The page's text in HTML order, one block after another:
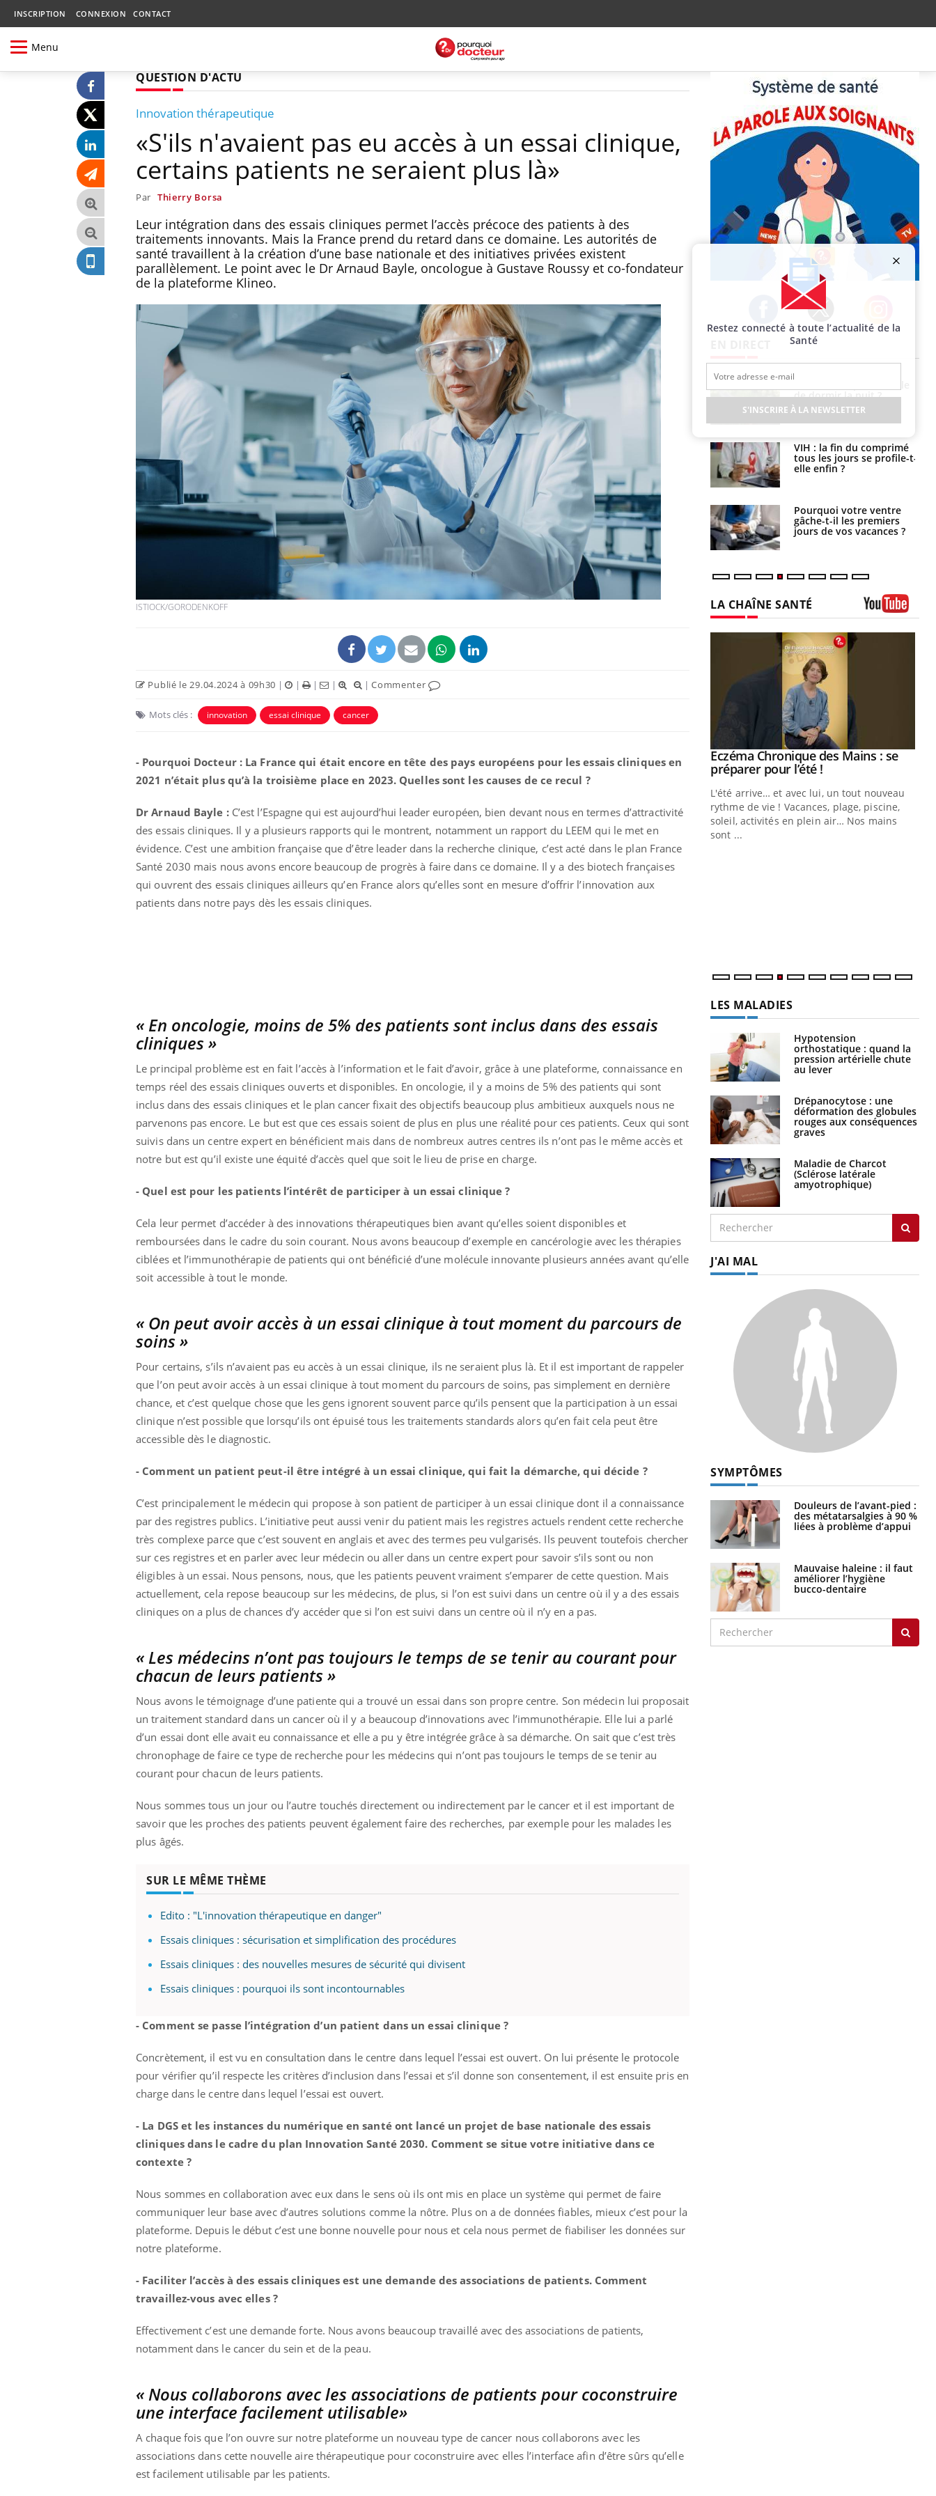
INSCRIPTION CONNEXION CONTACT
Menu
QUESTION D'ACTU
Innovation thérapeutique
«S'ils n'avaient pas eu accès à un essai clinique,
certains patients ne seraient plus là»
Par Thierry Borsa
Leur intégration dans des essais cliniques permet l’accès précoce des patients à des
traitements innovants. Mais la France prend du retard dans ce domaine. Les autorités de
santé travaillent à la création d’une base nationale et des initiatives privées existent
parallèlement. Le point avec le Dr Arnaud Bayle, oncologue à Gustave Roussy et co-fondateur
de la plateforme Klineo.
ISTIOCK/GORODENKOFF
Publié le 29.04.2024 à 09h30 | | | | |Commenter
Mots clés : innovation essai clinique cancer
- Pourquoi Docteur : La France qui était encore en tête des pays européens pour les essais cliniques en
2021 n’était plus qu’à la troisième place en 2023. Quelles sont les causes de ce recul ?
Dr Arnaud Bayle :C’est l’Espagne qui est aujourd’hui leader européen, bien devant nous en termes d’attractivité
des essais cliniques. Il y a plusieurs rapports qui le montrent, notamment un rapport du LEEM qui le met en
évidence. C’est une ambition française que d’être leader dans la recherche clinique, c’est acté dans le plan France
Santé 2030 mais nous avons encore beaucoup de progrès à faire dans ce domaine. Il y a des biotech françaises
qui ouvrent des essais cliniques ailleurs qu’en France alors qu’elles sont en mesure d’offrir l’innovation aux
patients dans notre pays dès les essais cliniques.
« En oncologie, moins de 5% des patients sont inclus dans des essais
cliniques »
Le principal problème est en fait l’accès à l’information et le fait d’avoir, grâce à une plateforme, connaissance en
temps réel des essais cliniques ouverts et disponibles. En oncologie, il y a moins de 5% des patients qui sont
inclus dans des essais cliniques et le plan cancer fixait des objectifs beaucoup plus ambitieux auxquels nous ne
parvenons pas encore. Le but est que ces essais soient de plus en plus une réalité pour ces patients. Ceux qui sont
suivis dans un centre expert en bénéficient mais dans de nombreux autres centres ils n’ont pas le même accès et
notre but est qu’il existe une équité d’accès quel que soit le lieu de prise en charge.
- Quel est pour les patients l’intérêt de participer à un essai clinique ?
Cela leur permet d’accéder à des innovations thérapeutiques bien avant qu’elles soient disponibles et
remboursées dans le cadre du soin courant. Nous avons beaucoup d’exemple en cancérologie avec les thérapies
ciblées et l’immunothérapie de patients qui ont bénéficié d’une molécule innovante plusieurs années avant qu’elle
soit accessible à tout le monde.
« On peut avoir accès à un essai clinique à tout moment du parcours de
soins »
Pour certains, s’ils n’avaient pas eu accès à un essai clinique, ils ne seraient plus là. Et il est important de rappeler
que l’on peut avoir accès à un essai clinique à tout moment du parcours de soins, pas simplement en dernière
chance, et c’est quelque chose que les gens ignorent souvent parce qu’ils pensent que la participation à un essai
clinique n’est possible que lorsqu’ils ont épuisé tous les traitements standards alors qu’en fait cela peut être
accessible dès le diagnostic.
- Comment un patient peut-il être intégré à un essai clinique, qui fait la démarche, qui décide ?
C’est principalement le médecin qui propose à son patient de participer à un essai clinique dont il a connaissance
par des registres publics. L’initiative peut aussi venir du patient mais les registres actuels rendent cette recherche
très complexe parce que c’est souvent en anglais et avec des termes peu vulgarisés. Ils peuvent toutefois chercher
sur ces registres et en parler avec leur médecin ou aller dans un centre expert pour savoir s’ils sont ou non
éligibles à un essai. Nous pensons, nous, que les patients peuvent vraiment s’emparer de cette question. Mais
actuellement, cela repose beaucoup sur les médecins, de plus, si l’on est suivi dans un centre où il y a des essais
cliniques on a plus de chances d’y accéder que si l’on est suivi dans un centre où il n’y en a pas.
« Les médecins n’ont pas toujours le temps de se tenir au courant pour
chacun de leurs patients »
Nous avons le témoignage d’une patiente qui a trouvé un essai dans son propre centre. Son médecin lui proposait
un traitement standard dans un cancer où il y a beaucoup d’innovations avec l’immunothérapie. Elle lui a parlé
d’un essai dont elle avait eu connaissance et elle a pu y être intégrée grâce à sa démarche. On sait que c’est très
chronophage de faire ce type de recherche pour les médecins qui n’ont pas toujours le temps de se tenir au
courant pour chacun de leurs patients.
Nous sommes tous un jour ou l’autre touchés directement ou indirectement par le cancer et il est important de
savoir que les proches des patients peuvent également faire des recherches, par exemple pour les malades les
plus âgés.
SUR LE MÊME THÈME
Edito : "L'innovation thérapeutique en danger"
Essais cliniques : sécurisation et simplification des procédures
Essais cliniques : des nouvelles mesures de sécurité qui divisent
Essais cliniques : pourquoi ils sont incontournables
- Comment se passe l’intégration d’un patient dans un essai clinique ?
Concrètement, il est vu en consultation dans le centre dans lequel l’essai est ouvert. On lui présente le protocole
pour vérifier qu’il respecte les critères d’inclusion dans l’essai et s’il donne son consentement, il est ensuite pris en
charge dans le centre dans lequel l’essai est ouvert.
- La DGS et les instances du numérique en santé ont lancé un projet de base nationale des essais
cliniques dans le cadre du plan Innovation Santé 2030. Comment se situe votre initiative dans ce
contexte ?
Nous sommes en collaboration avec eux dans le sens où ils ont mis en place un système qui permet de faire
communiquer leur base avec d’autres solutions comme la nôtre. Plus on a de données fiables, mieux c’est pour la
plateforme. Depuis le début c’est une bonne nouvelle pour nous et cela nous permet de fiabiliser les données sur
notre plateforme.
- Faciliter l’accès à des essais cliniques est une demande des associations de patients. Comment
travaillez-vous avec elles ?
Effectivement c’est une demande forte. Nous avons beaucoup travaillé avec des associations de patients,
notamment dans le cancer du sein et de la peau.
« Nous collaborons avec les associations de patients pour coconstruire
une interface facilement utilisable»
A chaque fois que l’on ouvre sur notre plateforme un nouveau type de cancer nous collaborons avec les
associations dans cette nouvelle aire thérapeutique pour coconstruire avec elles l’interface afin d’être sûrs qu’elle
est facilement utilisable par les patients.
Facebook Twitter Instagram
Hantavirus : un cas
détecté chez un touriste
en France
Mortalité infantile : un
rapport s’interroge sur
son taux élevé en France
Grossesse à risque : ce jus
naturel attire l'attention
des chercheurs
Comment oublier les
écrans en vacances ?
Toujours connectés :
comment le travail
empiète de plus en plus
sur nos soirées
Cancer colorectal : une
stratégie simple aurait
changé la donne au Pays
basque
Chikungunya, dengue,
West Nile : que se passe-
t-il dans le sud de la
France ?
Les médicaments GLP-1
protègent-ils aussi les os
Cytomégalovirus : ce qui
change dans la prise en
charge des femmes
enceintes
de dormir la nuit ?
VIH : la fin du comprimé
tous les jours se profile-t-
elle enfin ?
Pourquoi votre ventre
gâche-t-il les premiers
jours de vos vacances ?
LA CHAÎNE SANTÉ
Eczéma Chronique des Mains :
expliquer ma maladieYoutube
d'autres non ! D'un côté, poser des
questions sur la maladie d'un proche c'est
Youtube
Carence en fer : comprendre pour
prévenirYoutube
même alopécie… Les symptômes de la
carence en fer sont multiples ce qui la rend
...
Youtube
Insuline & Charge mentale : et si on
osait en parler??Youtube
reste entourée d'idées reçues chez les
Youtube
Eczéma Chronique des Mains : se
préparer pour l’été !Youtube
L'été arrive… et avec lui, un tout nouveau
rythme de vie ! Vacances, plage, piscine,
soleil, activités en plein air… Nos mains
sont ...
LES MALADIES
Hypotension
orthostatique : quand la
pression artérielle chute
au lever
Drépanocytose : une
déformation des globules
rouges aux conséquences
graves
Maladie de Charcot
(Sclérose latérale
amyotrophique)
J'AI MAL
SYMPTÔMES
Douleurs de l’avant-pied :
des métatarsalgies à 90 %
liées à problème d’appui
Mauvaise haleine : il faut
améliorer l’hygiène
bucco-dentaire
Restez connecté à toute l’actualité de la
Santé
S'INSCRIRE À LA NEWSLETTER